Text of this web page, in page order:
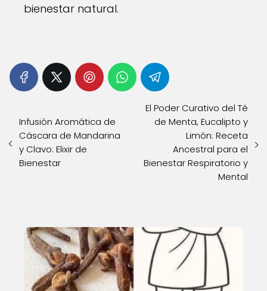
bienestar natural.
Infusión Aromática de
Cáscara de Mandarina
y Clavo: Elixir de
Bienestar
El Poder Curativo del Té
de Menta, Eucalipto y
Limón: Receta
Ancestral para el
Bienestar Respiratorio y
Mental